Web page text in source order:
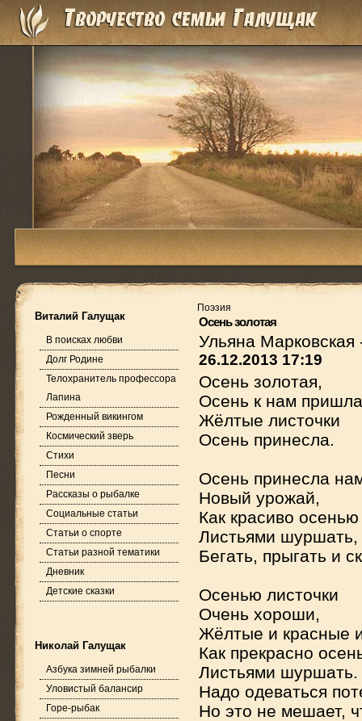
Виталий Галущак
В поисках любви
Долг Родине
Телохранитель профессора
Лапина
Рожденный викингом
Космический зверь
Стихи
Песни
Рассказы о рыбалке
Социальные статьи
Статьи о спорте
Статьи разной тематики
Дневник
Детские сказки
Николай Галущак
Азбука зимней рыбалки
Уловистый балансир
Горе-рыбак
Поэзия
Осень золотая
Ульяна Марковская
26.12.2013 17:19
Осень золотая,
Осень к нам
Жёлтые листочки
Осень принесла.
Осень принесла
Новый урожай,
Как красиво осенью
Листьями шуршать,
Бегать, прыгать и
Осенью листочки
Очень хороши,
Жёлтые и красные
Как прекрасно
Листьями шуршать.
Надо одеваться
Но это не мешает,